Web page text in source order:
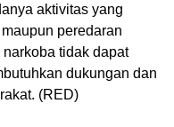
aktivitas yang
peredaran
tidak dapat
dukungan dan
(RED)